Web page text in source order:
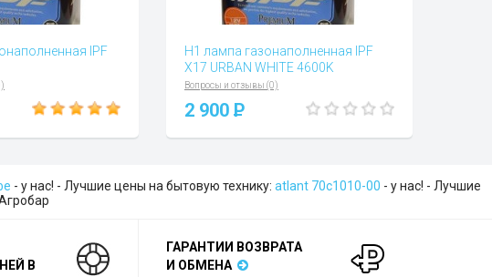
IPF
H1 лампа газонаполненная IPF
X17 URBAN WHITE 4600K
Вопросы и отзывы (0)
2 900 P
- у нас! - Лучшие цены на бытовую технику: atlant 70с1010-00 - у нас! - Лучшие
В
ГАРАНТИИ ВОЗВРАТА
И ОБМЕНА